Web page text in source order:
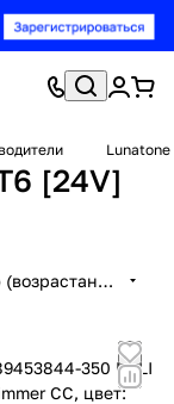
Lunatone
[24V]
По умолчанию (возрастание)
350 DALI
CC, цвет: